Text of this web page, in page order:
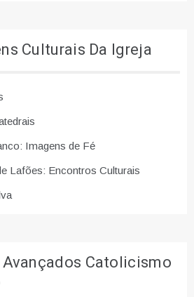
Culturais Da Igreja
Imagens de Fé
Lafões: Encontros Culturais
Catolicismo